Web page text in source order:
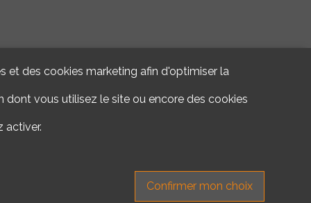
et des cookies marketing afin d'optimiser la
vous utilisez le site ou encore des cookies
activer.
Confirmer mon choix